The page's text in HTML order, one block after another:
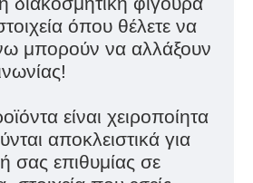
όπου θέλετε να
μπορούν να αλλάξουν
είναι χειροποίητα
αποκλειστικά για
σας επιθυμίας σε